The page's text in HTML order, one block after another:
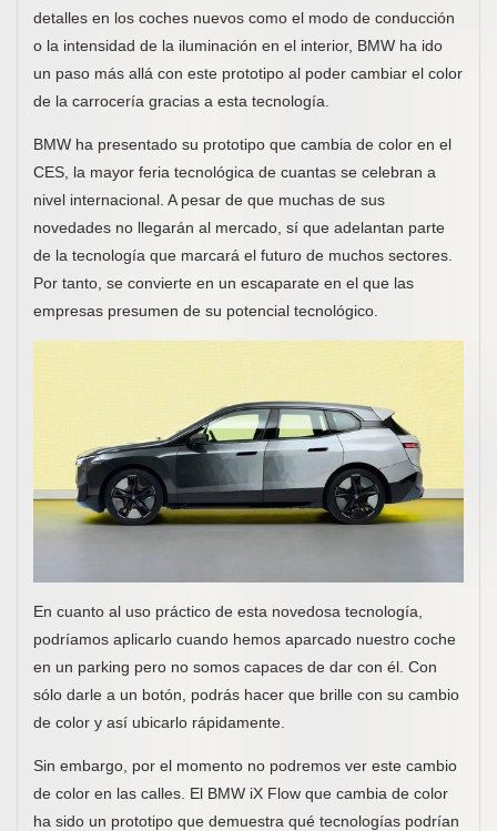
detalles en los coches nuevos como el modo de conducción
o la intensidad de la iluminación en el interior, BMW ha ido
un paso más allá con este prototipo al poder cambiar el color
de la carrocería gracias a esta tecnología.
BMW ha presentado su prototipo que cambia de color en el
CES, la mayor feria tecnológica de cuantas se celebran a
nivel internacional. A pesar de que muchas de sus
novedades no llegarán al mercado, sí que adelantan parte
de la tecnología que marcará el futuro de muchos sectores.
Por tanto, se convierte en un escaparate en el que las
empresas presumen de su potencial tecnológico.
En cuanto al uso práctico de esta novedosa tecnología,
podríamos aplicarlo cuando hemos aparcado nuestro coche
en un parking pero no somos capaces de dar con él. Con
sólo darle a un botón, podrás hacer que brille con su cambio
de color y así ubicarlo rápidamente.
Sin embargo, por el momento no podremos ver este cambio
de color en las calles. El BMW iX Flow que cambia de color
ha sido un prototipo que demuestra qué tecnologías podrían